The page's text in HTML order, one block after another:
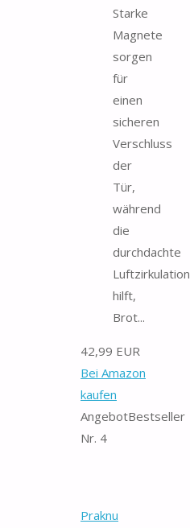
Starke
Magnete
sorgen
für
einen
sicheren
Verschluss
der
Tür,
während
die
durchdachte
Luftzirkulation
hilft,
Brot...
42,99 EUR
Bei Amazon
kaufen
AngebotBestseller
Nr. 4
Praknu